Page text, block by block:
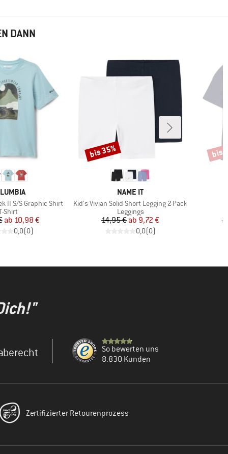
DANN
II S/S Graphic Shirt
Shirt
Preis
reduzierter Preis
ab 10,98 €
0,0(0)
MARKE
NAME IT
Artikel
Kid's Vivian Solid Short Legging 2-Pack
Produktgruppe
Leggings
Preis
14,95 € reduzierter Preis
ab 9,72 €
0,0(0)
Rabatt
bis 35% bis
So bewerten uns
8.830 Kunden
Zertifizierter Retourenprozess